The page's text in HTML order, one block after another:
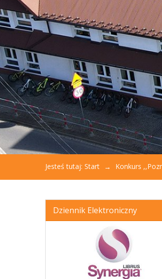
otworzyć
menu
dostępności.
Jesteś tutaj: Start Konkurs
Dziennik Elektroniczny